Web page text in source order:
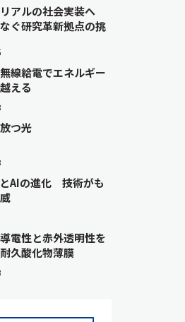
アルの社会実装へ
ぐ研究革新拠点の挑
線給電でエネルギー
える
つ光
とAIの進化 技術がも
電性と赤外透明性を
久酸化物薄膜